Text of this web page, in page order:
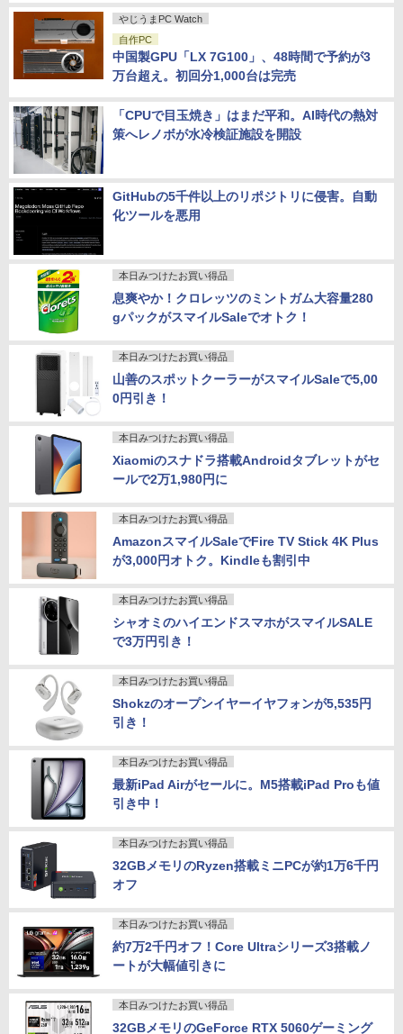
やじうまPC Watch
自作PC
中国製GPU「LX 7G100」、48時間で予約が3
万台超え。初回分1,000台は完売
「CPUで目玉焼き」はまだ平和。AI時代の熱対
策へレノボが水冷検証施設を開設
GitHubの5千件以上のリポジトリに侵害。自動
化ツールを悪用
本日みつけたお買い得品
息爽やか！クロレッツのミントガム大容量280
gパックがスマイルSaleでオトク！
本日みつけたお買い得品
山善のスポットクーラーがスマイルSaleで5,00
0円引き！
本日みつけたお買い得品
Xiaomiのスナドラ搭載Androidタブレットがセ
ールで2万1,980円に
本日みつけたお買い得品
AmazonスマイルSaleでFire TV Stick 4K Plus
が3,000円オトク。Kindleも割引中
本日みつけたお買い得品
シャオミのハイエンドスマホがスマイルSALE
で3万円引き！
本日みつけたお買い得品
Shokzのオープンイヤーイヤフォンが5,535円
引き！
本日みつけたお買い得品
最新iPad Airがセールに。M5搭載iPad Proも値
引き中！
本日みつけたお買い得品
32GBメモリのRyzen搭載ミニPCが約1万6千円
オフ
本日みつけたお買い得品
約7万2千円オフ！Core Ultraシリーズ3搭載ノ
ートが大幅値引きに
本日みつけたお買い得品
32GBメモリのGeForce RTX 5060ゲーミング